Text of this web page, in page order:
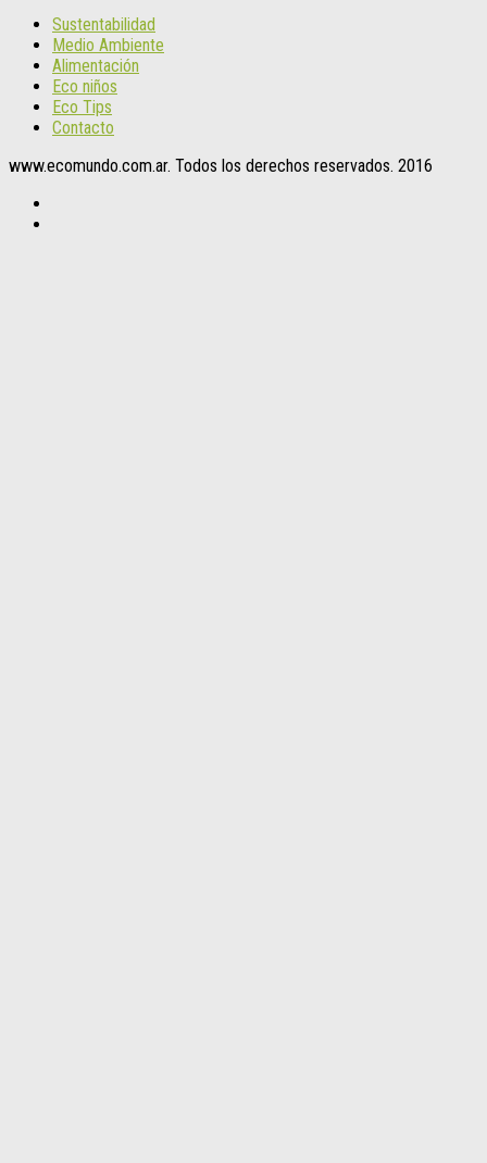
Sustentabilidad
Medio Ambiente
Alimentación
Eco niños
Eco Tips
Contacto
www.ecomundo.com.ar. Todos los derechos reservados. 2016